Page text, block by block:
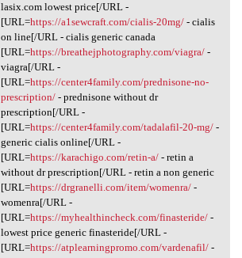
lasix.com lowest price[/URL -
[URL=https://a1sewcraft.com/cialis-20mg/- cialis
on line[/URL - cialis generic canada
[URL=https://breathejphotography.com/viagra/-
viagra[/URL -
[URL=https://center4family.com/prednisone-no-
prescription/- prednisone without dr
prescription[/URL -
[URL=https://center4family.com/tadalafil-20-mg/-
generic cialis online[/URL -
[URL=https://karachigo.com/retin-a/- retin a
without dr prescription[/URL - retin a non generic
[URL=https://drgranelli.com/item/womenra/-
womenra[/URL -
[URL=https://myhealthincheck.com/finasteride/-
lowest price generic finasteride[/URL -
[URL=https://atplearningpromo.com/vardenafil/-